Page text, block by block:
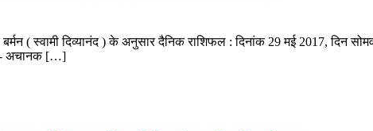
( स्वामी दिव्यानंद ) के अनुसार दैनिक राशिफल : दिनांक 29 मई 2017, दिन
अचानक […]